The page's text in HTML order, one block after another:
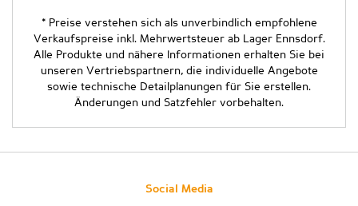
* Preise verstehen sich als unverbindlich empfohlene
Verkaufspreise inkl. Mehrwertsteuer ab Lager Ennsdorf.
Alle Produkte und nähere Informationen erhalten Sie bei
unseren Vertriebspartnern, die individuelle Angebote
sowie technische Detailplanungen für Sie erstellen.
Änderungen und Satzfehler vorbehalten.
Social Media